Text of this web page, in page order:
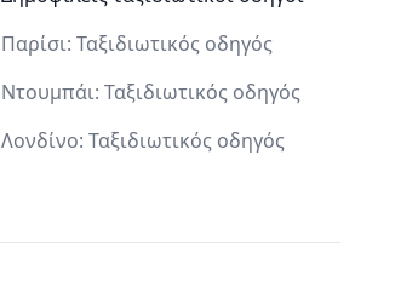
Παρίσι: Ταξιδιωτικός οδηγός
Ντουμπάι: Ταξιδιωτικός οδηγός
Λονδίνο: Ταξιδιωτικός οδηγός